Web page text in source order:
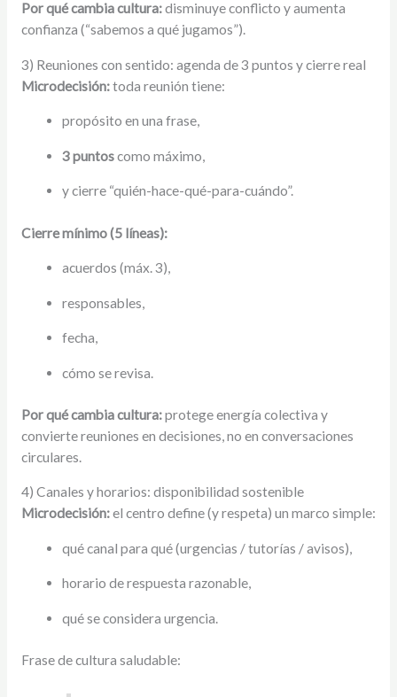
Por qué cambia cultura:disminuye conflicto y aumenta
confianza (“sabemos a qué jugamos”).
3) Reuniones con sentido: agenda de 3 puntos y cierre real
Microdecisión:toda reunión tiene:
propósito en una frase,
3 puntoscomo máximo,
y cierre “quién-hace-qué-para-cuándo”.
Cierre mínimo (5 líneas):
acuerdos (máx. 3),
responsables,
fecha,
cómo se revisa.
Por qué cambia cultura:protege energía colectiva y
convierte reuniones en decisiones, no en conversaciones
circulares.
4) Canales y horarios: disponibilidad sostenible
Microdecisión:el centro define (y respeta) un marco simple:
qué canal para qué (urgencias / tutorías / avisos),
horario de respuesta razonable,
qué se considera urgencia.
Frase de cultura saludable: